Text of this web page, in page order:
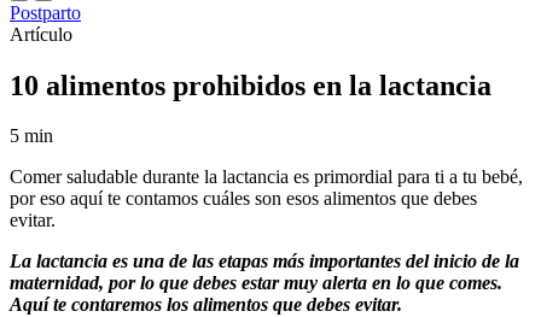
Postparto
Artículo
10 alimentos prohibidos en la lactancia
5 min
Comer saludable durante la lactancia es primordial para ti a tu bebé,
por eso aquí te contamos cuáles son esos alimentos que debes
evitar.
La lactancia es una de las etapas más importantes del inicio de la
maternidad, por lo que debes estar muy alerta en lo que comes.
Aquí te contaremos los alimentos que debes evitar.